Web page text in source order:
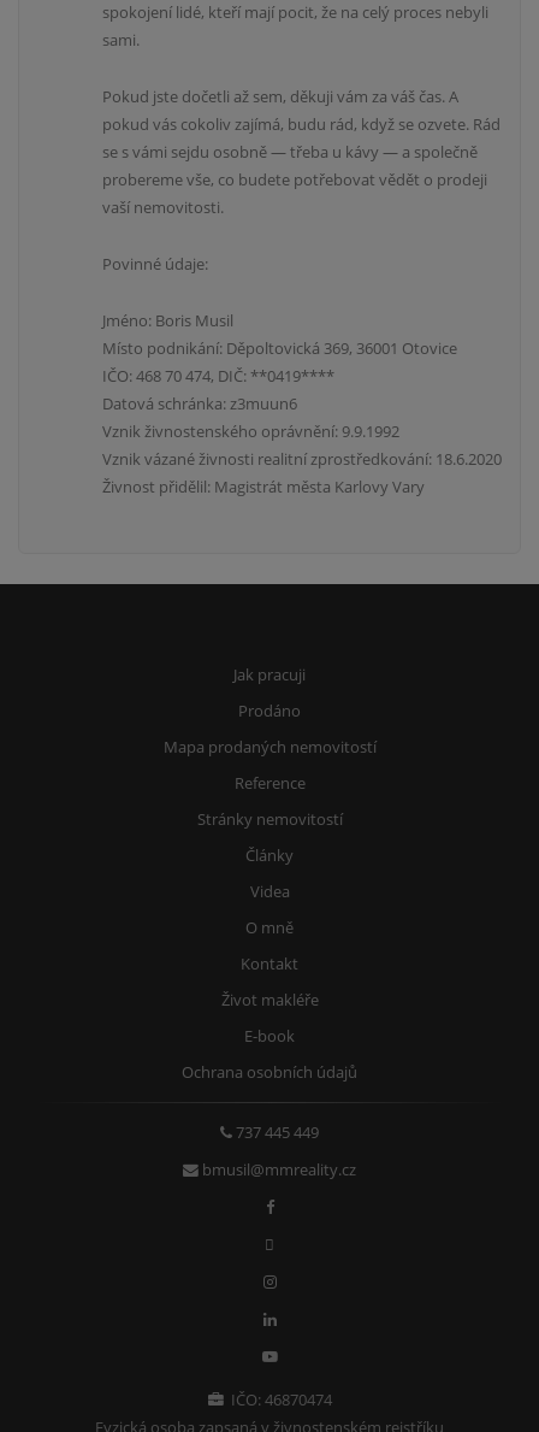
spokojení lidé, kteří mají pocit, že na celý proces nebyli
sami.
Pokud jste dočetli až sem, děkuji vám za váš čas. A
pokud vás cokoliv zajímá, budu rád, když se ozvete. Rád
se s vámi sejdu osobně — třeba u kávy — a společně
probereme vše, co budete potřebovat vědět o prodeji
vaší nemovitosti.
Povinné údaje:
Jméno: Boris Musil
Místo podnikání: Děpoltovická 369, 36001 Otovice
IČO: 468 70 474, DIČ: **0419****
Datová schránka: z3muun6
Vznik živnostenského oprávnění: 9.9.1992
Vznik vázané živnosti realitní zprostředkování: 18.6.2020
Živnost přidělil: Magistrát města Karlovy Vary
Jak pracuji
Prodáno
Mapa prodaných nemovitostí
Reference
Stránky nemovitostí
Články
Videa
O mně
Kontakt
Život makléře
E-book
Ochrana osobních údajů
737 445 449
bmusil@mmreality.cz
IČO: 46870474
Fyzická osoba zapsaná v živnostenském rejstříku